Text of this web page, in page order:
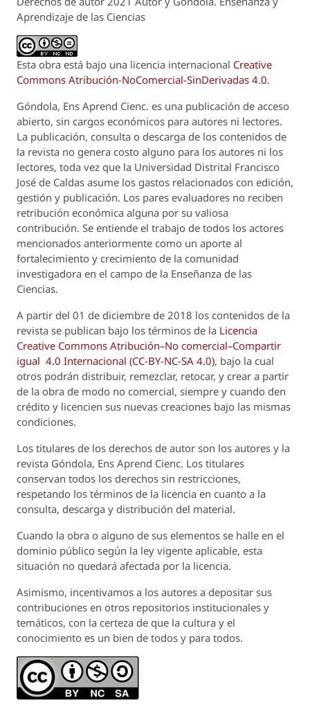
Aprendizaje de las Ciencias
Esta obra está bajo una licencia internacional Creative
Commons Atribución-NoComercial-SinDerivadas 4.0.
Góndola, Ens Aprend Cienc. es una publicación de acceso
abierto, sin cargos económicos para autores ni lectores.
La publicación, consulta o descarga de los contenidos de
la revista no genera costo alguno para los autores ni los
lectores, toda vez que la Universidad Distrital Francisco
José de Caldas asume los gastos relacionados con edición,
gestión y publicación. Los pares evaluadores no reciben
retribución económica alguna por su valiosa
contribución. Se entiende el trabajo de todos los actores
mencionados anteriormente como un aporte al
fortalecimiento y crecimiento de la comunidad
investigadora en el campo de la Enseñanza de las
Ciencias.
A partir del 01 de diciembre de 2018 los contenidos de la
revista se publican bajo los términos de la Licencia
Creative Commons Atribución–No comercial–Compartir
igual 4.0 Internacional (CC-BY-NC-SA 4.0), bajo la cual
otros podrán distribuir, remezclar, retocar, y crear a partir
de la obra de modo no comercial, siempre y cuando den
crédito y licencien sus nuevas creaciones bajo las mismas
condiciones.
Los titulares de los derechos de autor son los autores y la
revista Góndola, Ens Aprend Cienc. Los titulares
conservan todos los derechos sin restricciones,
respetando los términos de la licencia en cuanto a la
consulta, descarga y distribución del material.
Cuando la obra o alguno de sus elementos se halle en el
dominio público según la ley vigente aplicable, esta
situación no quedará afectada por la licencia.
Asimismo, incentivamos a los autores a depositar sus
contribuciones en otros repositorios institucionales y
temáticos, con la certeza de que la cultura y el
conocimiento es un bien de todos y para todos.